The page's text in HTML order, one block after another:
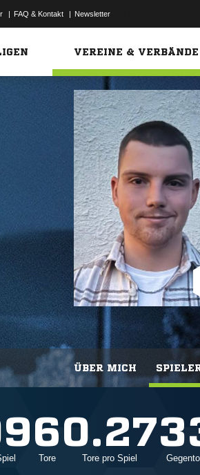
| FAQ & Kontakt | Newsletter
VEREINE & VERBÄNDE
ÜBER MICH
6
Tore
0.27
Tore pro Spiel